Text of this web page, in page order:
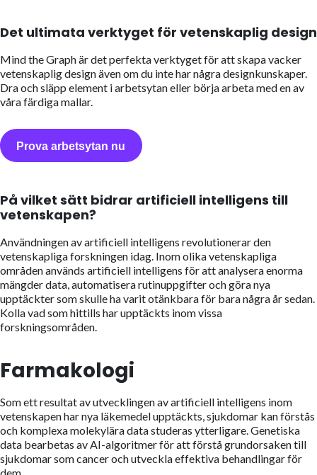
Det ultimata verktyget för vetenskaplig design
Mind the Graph är det perfekta verktyget för att skapa vacker
vetenskaplig design även om du inte har några designkunskaper.
Dra och släpp element i arbetsytan eller börja arbeta med en av
våra färdiga mallar.
Prova arbetsytan nu
På vilket sätt bidrar artificiell intelligens till
vetenskapen?
Användningen av artificiell intelligens revolutionerar den
vetenskapliga forskningen idag. Inom olika vetenskapliga
områden används artificiell intelligens för att analysera enorma
mängder data, automatisera rutinuppgifter och göra nya
upptäckter som skulle ha varit otänkbara för bara några år sedan.
Kolla vad som hittills har upptäckts inom vissa
forskningsområden.
Farmakologi
Som ett resultat av utvecklingen av artificiell intelligens inom
vetenskapen har nya läkemedel upptäckts, sjukdomar kan förstås
och komplexa molekylära data studeras ytterligare. Genetiska
data bearbetas av AI-algoritmer för att förstå grundorsaken till
sjukdomar som cancer och utveckla effektiva behandlingar för